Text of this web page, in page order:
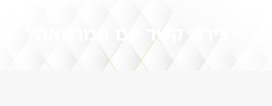
יצירת קשר עם המרפאה